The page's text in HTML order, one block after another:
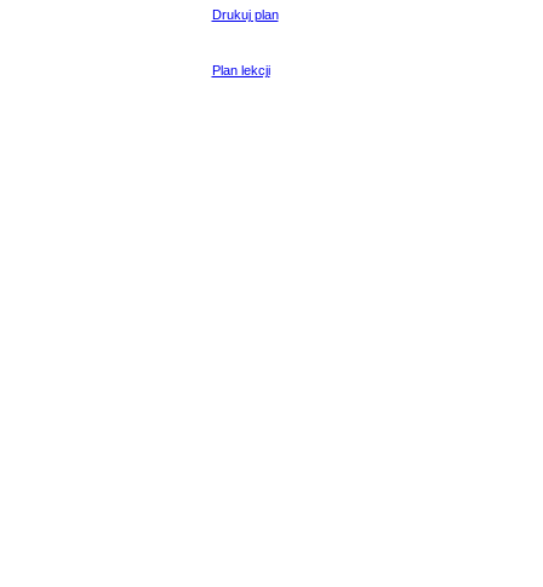
Drukuj plan
Plan lekcji